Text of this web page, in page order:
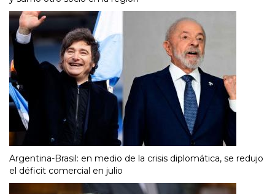
Argentina-Brasil: en medio de la crisis diplomática, se redujo
el déficit comercial en julio